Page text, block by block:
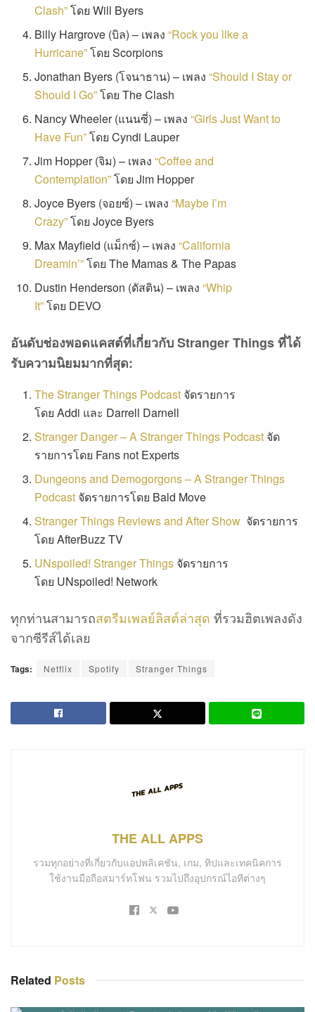
Clash”โดย Will Byers
Billy Hargrove (บิล) – เพลง“Rock you like a
Hurricane”โดย Scorpions
Jonathan Byers (โจนาธาน) – เพลง“Should I Stay or
Should I Go”โดย The Clash
Nancy Wheeler (แนนซี่) – เพลง“Girls Just Want to
Have Fun”โดย Cyndi Lauper
Jim Hopper (จิม) – เพลง“Coffee and
Contemplation”โดย Jim Hopper
Joyce Byers (จอยซ์) – เพลง“Maybe I’m
Crazy”โดย Joyce Byers
Max Mayfield (แม็กซ์) – เพลง“California
Dreamin’”โดย The Mamas & The Papas
Dustin Henderson (ดัสติน) – เพลง“Whip
It”โดย DEVO
อันดับช่องพอดแคสต์ที่เกี่ยวกับStranger Thingsที่ได้
รับความนิยมมากที่สุด:
The Stranger Things Podcast จัดรายการ
โดย Addi และ Darrell Darnell
Stranger Danger – A Stranger Things Podcast จัด
รายการโดย Fans not Experts
Dungeons and Demogorgons – A Stranger Things
Podcast จัดรายการโดย Bald Move
Stranger Things Reviews and After Show จัดรายการ
โดย AfterBuzz TV
UNspoiled! Stranger Things จัดรายการ
โดย UNspoiled! Network
ทุกท่านสามารถสตรีมเพลย์ลิสต์ล่าสุด ที่รวมฮิตเพลงดัง
จากซีรีส์ได้เลย
Tags: Netflix Spotify Stranger Things
THE ALL APPS
รวมทุกอย่างที่เกี่ยวกับแอปพลิเคชัน, เกม, ทิปและเทคนิคการ
ใช้งานมือถือสมาร์ทโฟน รวมไปถึงอุปกรณ์ไอทีต่างๆ
Related Posts